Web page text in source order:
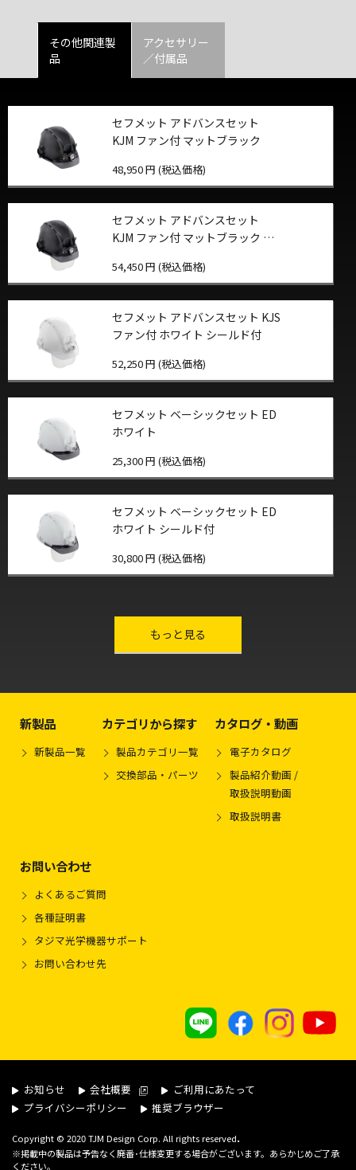
その他関連製
品
アクセサリー
／付属品
セフメット アドバンスセット
KJM ファン付 マットブラック
48,950 円 (税込価格)
セフメット アドバンスセット
KJM ファン付 マットブラック シ
54,450 円 (税込価格)
セフメット アドバンスセット KJS
ファン付 ホワイト シールド付
52,250 円 (税込価格)
セフメット ベーシックセット ED
ホワイト
25,300 円 (税込価格)
セフメット ベーシックセット ED
ホワイト シールド付
30,800 円 (税込価格)
もっと見る
新製品
新製品一覧
カテゴリから探す
製品カテゴリ一覧
交換部品・パーツ
カタログ・動画
電子カタログ
製品紹介動画 /
取扱説明動画
取扱説明書
お問い合わせ
よくあるご質問
各種証明書
タジマ光学機器サポート
お問い合わせ先
お知らせ 会社概要
ご利用にあたって
プライバシーポリシー
推奨ブラウザー
Copyright © 2020 TJM Design Corp. All rights reserved.
※掲載中の製品は予告なく廃番･仕様変更する場合がございます。あらかじめご了承
ください。